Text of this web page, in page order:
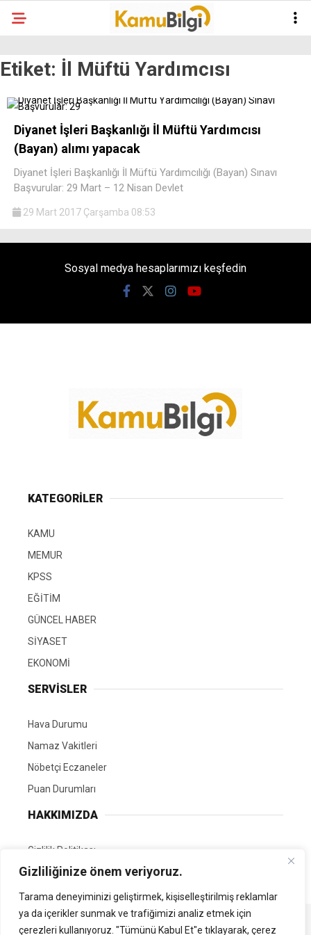
Gizliliğinize önem veriyoruz.
Tarama deneyiminizi geliştirmek, kişiselleştirilmiş reklamlar
ya da içerikler sunmak ve trafiğimizi analiz etmek için
çerezleri kullanıyoruz. "Tümünü Kabul Et"e tıklayarak, çerez
Etiket: İl Müftü Yardımcısı
Diyanet İşleri Başkanlığı İl Müftü Yardımcısı
(Bayan) alımı yapacak
Diyanet İşleri Başkanlığı İl Müftü Yardımcılığı (Bayan) Sınavı
Başvurular: 29 Mart – 12 Nisan Devlet
29 Mart 2017 Çarşamba 08:53
Sosyal medya hesaplarımızı keşfedin
KATEGORİLER
KAMU
MEMUR
KPSS
EĞİTİM
GÜNCEL HABER
SİYASET
EKONOMİ
SERVİSLER
Hava Durumu
Namaz Vakitleri
Nöbetçi Eczaneler
Puan Durumları
HAKKIMIZDA
Gizlilik Politikası
GÖNÜLLÜ EDİTÖRÜMÜZ OL
Tüm Hakları Saklıdır. | Kamubilgi.com | 2026